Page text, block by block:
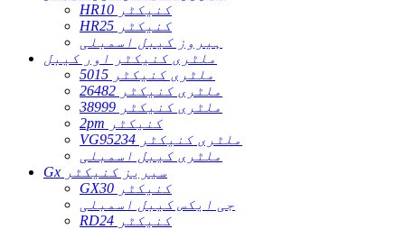
HR10 کنیکٹر
HR25 کنیکٹر
ہیروز کیبل اسمبلی
ملٹری کنیکٹر اور کیبل
5015 ملٹری کنیکٹر
26482 ملٹری کنیکٹر
38999 ملٹری کنیکٹر
2pm کنیکٹر
VG95234 ملٹری کنیکٹر
ملٹری کیبل اسمبلی
Gx سیریز کنیکٹر
GX30 کنیکٹر
جی ایکس کیبل اسمبلی
RD24 کنیکٹر